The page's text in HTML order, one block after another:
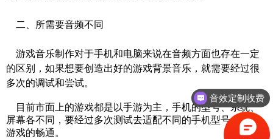
二、所需要音频不同
游戏音乐制作对于手机和电脑来说在音频方面也存在一定
的区别，如果想要创造出好的游戏背景音乐，就需要经过很
多次的调试和尝试。
目前市面上的游戏都是以手游为主，手机的型号、系统、
屏幕各不同，要经过多次测试去适配不同的手机型号，保证
游戏的畅通。
音效定制收费